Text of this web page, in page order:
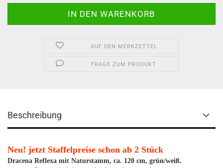
AUF DEN MERKZETTEL
FRAGE ZUM PRODUKT
Beschreibung
Neu! jetzt Staffelpreise schon ab 2 Stück
Dracena Reflexa mit Naturstamm, ca. 120 cm, grün/weiß.